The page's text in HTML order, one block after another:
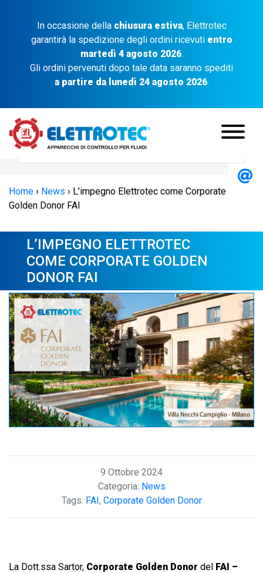
In occasione della chiusura estiva, Elettrotec
garantirà la spedizione degli ordini ricevuti entro
martedì 4 agosto 2026.
Gli ordini pervenuti dopo tale data saranno spediti
a partire da lunedì 24 agosto 2026.
Home › News › L’impegno Elettrotec come Corporate
Golden Donor FAI
L’IMPEGNO ELETTROTEC
COME CORPORATE GOLDEN
DONOR FAI
9 Ottobre 2024
Categoria: News
Tags: FAI, Corporate Golden Donor
La Dott.ssa Sartor, Corporate Golden Donor del FAI –